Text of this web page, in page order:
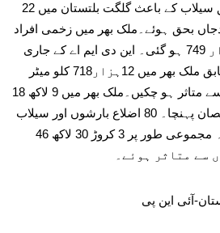
اجل بنے۔ رپورٹ کے مطابق سیلاب کے باعث گلگت بلتستان میں 22
کشمیر میں48 افرادجاں بحق ہوئے۔ملک بھر میں زخمی افراد
کی مجموعی تعداد 12 ہزار 749 ہو گئی۔ این دی ایم اے کے جاری
کردہ اعداد و شمار کے مطابق ملک بھر میں 12ہزار718 کلو میٹر
سڑک بارشوں اور سیلاب سے متاثر ہو چکیں۔ملک بھر میں 9 لاکھ 18
ہزار 473 مویشیوں کو نقصان پہنچا۔ 80 اضلاع بارشوں اور سیلاب
سے تاحال متاثر ہیں۔ جبکہ مجموعی طور پر 3 کروڑ 30 لاکھ 46
آئی این پی